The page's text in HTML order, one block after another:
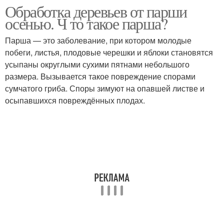
Обработка деревьев от парши
осенью. Ч то такое парша?
Парша — это заболевание, при котором молодые
побеги, листья, плодовые черешки и яблоки становятся
усыпаны округлыми сухими пятнами небольшого
размера. Вызывается такое повреждение спорами
сумчатого гриба. Споры зимуют на опавшей листве и
осыпавшихся повреждённых плодах.